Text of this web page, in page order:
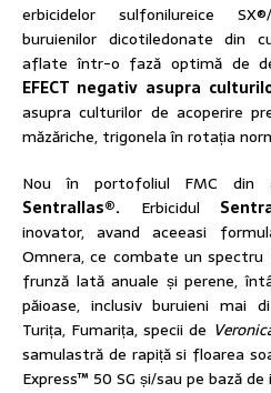
erbicidelor sulfonilureice
buruienilor dicotiledonate din
aflate într-o fază optimă de
EFECT negativ asupra
asupra culturilor de acoperire
măzăriche, trigonela în rotația
Nou în portofoliul FMC
Sentrallas®. Erbicidul
inovator, avand aceeasi
Omnera, ce combate un
frunză lată anuale și perene,
păioase, inclusiv buruieni mai
Turița, Fumarița, specii de
samulastră de rapiță si floarea
Express™ 50 SG și/sau pe bază de